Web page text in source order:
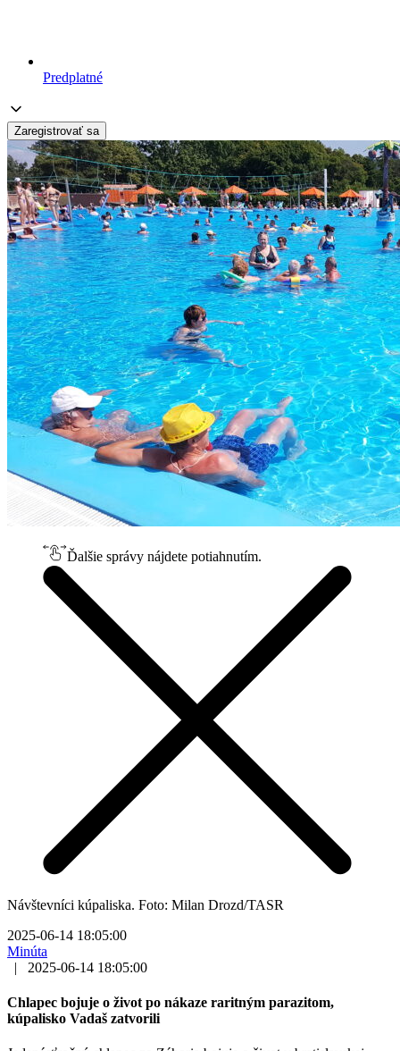
Predplatné
Zaregistrovať sa
Ďalšie správy nájdete potiahnutím.
Návštevníci kúpaliska. Foto: Milan Drozd/TASR
2025-06-14 18:05:00
Minúta
|
2025-06-14 18:05:00
Chlapec bojuje o život po nákaze raritným parazitom,
kúpalisko Vadaš zatvorili